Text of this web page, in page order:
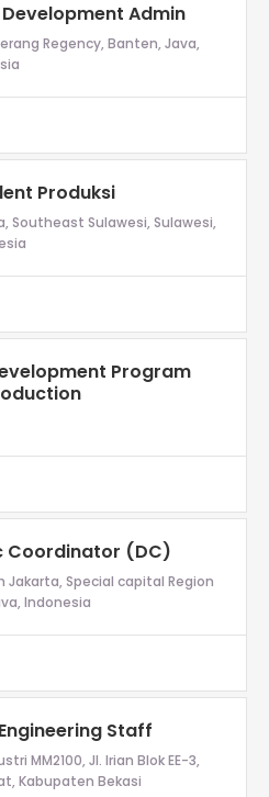
Admin
Regency, Banten, Java,
Produksi
Southeast Sulawesi, Sulawesi,
Program
Coordinator (DC)
Jakarta, Special capital Region
Indonesia
Staff
MM2100, Jl. Irian Blok EE-3,
Kabupaten Bekasi